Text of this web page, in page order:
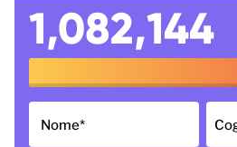
1,082,144
Nome*